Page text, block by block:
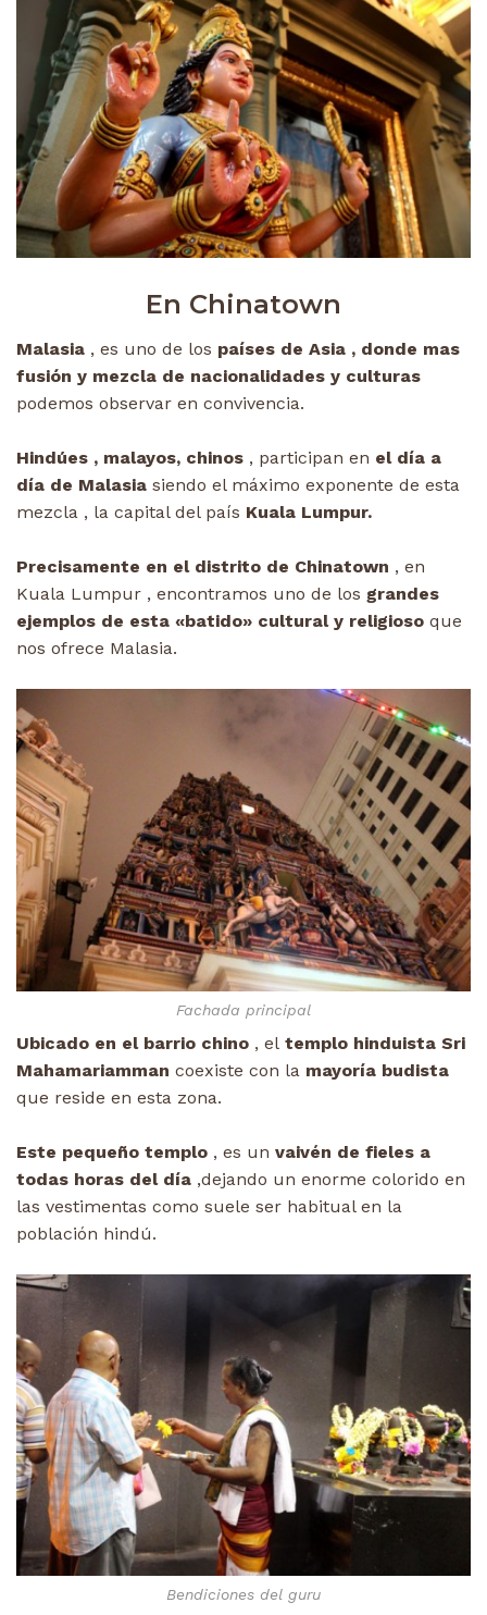
En Chinatown
Malasia , es uno de los países de Asia , donde mas
fusión y mezcla de nacionalidades y culturas
podemos observar en convivencia.
Hindúes , malayos, chinos , participan en el día a
día de Malasia siendo el máximo exponente de esta
mezcla , la capital del país Kuala Lumpur.
Precisamente en el distrito de Chinatown , en
Kuala Lumpur , encontramos uno de los grandes
ejemplos de esta «batido» cultural y religioso que
nos ofrece Malasia.
Fachada principal
Ubicado en el barrio chino , el templo hinduista Sri
Mahamariamman coexiste con la mayoría budista
que reside en esta zona.
Este pequeño templo , es un vaivén de fieles a
todas horas del día ,dejando un enorme colorido en
las vestimentas como suele ser habitual en la
población hindú.
Bendiciones del guru